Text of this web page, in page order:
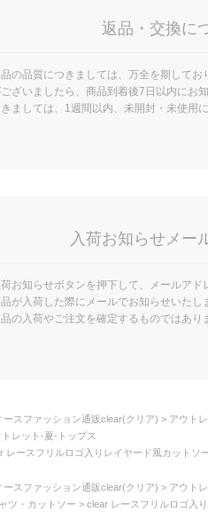
返品・交換に
の品質につきましては、万全を期してお
ざいましたら、商品到着後7日以内にお
ましては、1週間以内、未開封・未使用に
入荷お知らせメー
荷お知らせボタンを押下して、メールアド
が入荷した際にメールでお知らせいたし
の入荷やご注文を確定するものではあり
ースファッション通販clear(クリア) アウト
トレット-夏-トップス
レースフリルロゴ入りレイヤード風カットソ
ースファッション通販clear(クリア) アウト
ツ・カットソー
clear レースフリルロゴ入